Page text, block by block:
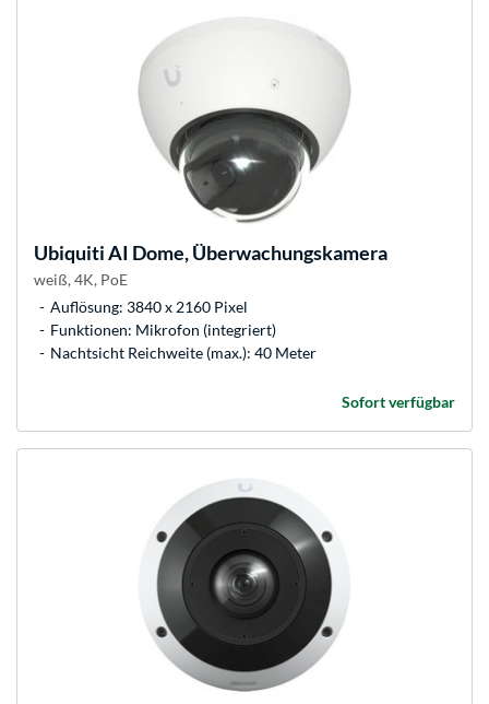
UbiquitiAI Dome, Überwachungskamera
weiß, 4K, PoE
Auflösung: 3840 x 2160 Pixel
Funktionen: Mikrofon (integriert)
Nachtsicht Reichweite (max.): 40 Meter
Sofort verfügbar